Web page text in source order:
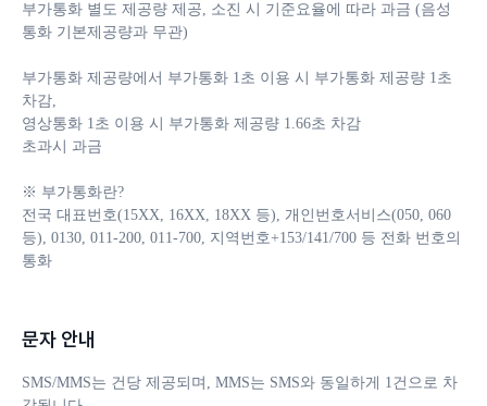
부가통화 별도 제공량 제공, 소진 시 기준요율에 따라 과금 (음성
통화 기본제공량과 무관)
부가통화 제공량에서 부가통화 1초 이용 시 부가통화 제공량 1초
차감,
영상통화 1초 이용 시 부가통화 제공량 1.66초 차감
초과시 과금
※ 부가통화란?
전국 대표번호(15XX, 16XX, 18XX 등), 개인번호서비스(050, 060
등), 0130, 011-200, 011-700, 지역번호+153/141/700 등 전화 번호의
통화
문자 안내
SMS/MMS는 건당 제공되며, MMS는 SMS와 동일하게 1건으로 차